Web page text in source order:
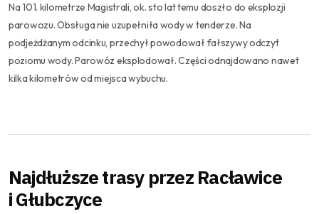
Na 101. kilometrze Magistrali, ok. sto lat temu doszło do eksplozji
parowozu. Obsługa nie uzupełniła wody w tenderze. Na
podjeżdżanym odcinku, przechył powodował fałszywy odczyt
poziomu wody. Parowóz eksplodował. Części odnajdowano nawet
kilka kilometrów od miejsca wybuchu.
Najdłuższe trasy przez Racławice
i Głubczyce